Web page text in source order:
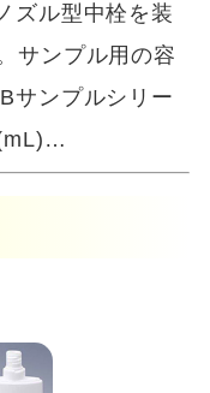
ズル型中栓を装
サンプル用の容
サンプルシリー